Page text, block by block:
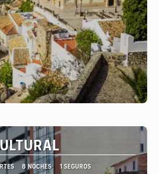
8 NOCHES 1 SEGUROS